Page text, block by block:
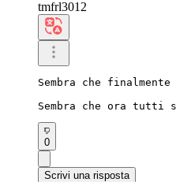
tmfrl3012
Sembra che
Sembra che ora tutti
0
Scrivi una risposta